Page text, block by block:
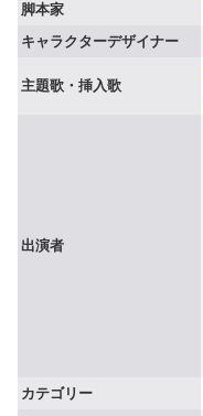
脚本家
キャラクターデザイナー
主題歌・挿入歌
出演者
カテゴリー